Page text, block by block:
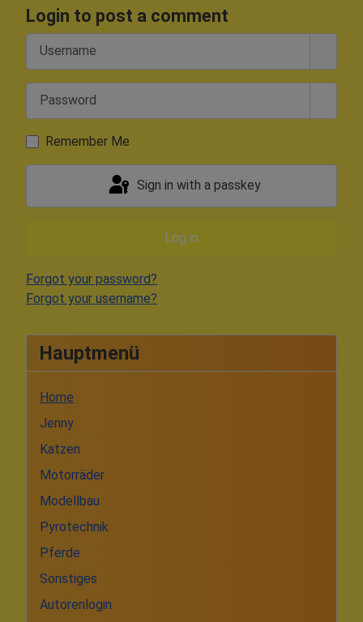
Login to post a comment
Password
Remember Me
Sign in with a passkey
Log in
Forgot your password?
Forgot your username?
Hauptmenü
Home
Jenny
Katzen
Motorräder
Modellbau
Pyrotechnik
Pferde
Sonstiges
Autorenlogin